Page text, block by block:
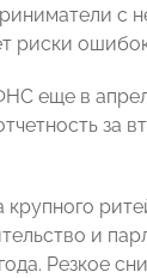
с
риски
еще в
за
крупного
и
Резкое